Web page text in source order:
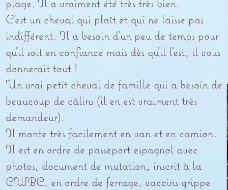
C’est un cheval qui plaît et qui ne laisse pas
indifférent. Il a besoin d’un peu de temps pour
qu’il soit en confiance mais dès qu’il l’est, il vous
donnerait tout !
Un vrai petit cheval de famille qui a besoin de
beaucoup de câlins (il en est vraiment très
demandeur).
Il monte très facilement en van et en camion.
Il est en ordre de passeport espagnol avec
photos, document de mutation, inscrit à la
CWBC, en ordre de ferrage, vaccins grippe